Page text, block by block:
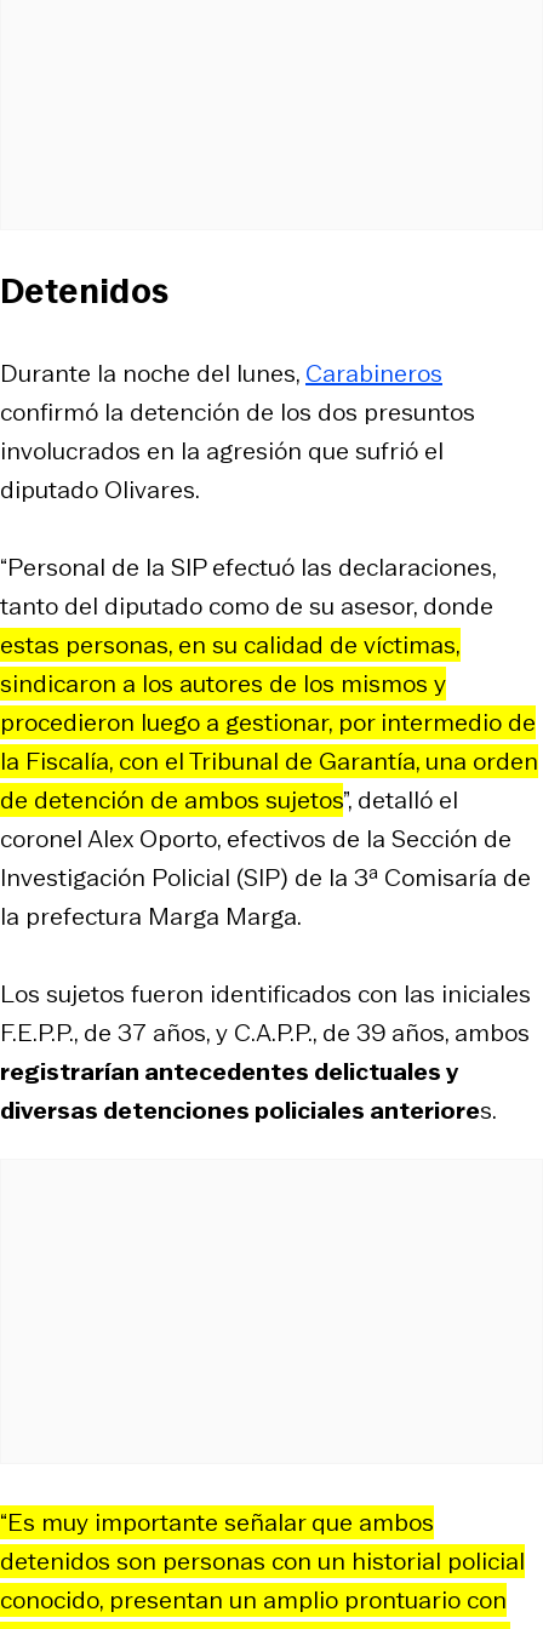
Detenidos
Durante la noche del lunes, Carabineros
confirmó la detención de los dos presuntos
involucrados en la agresión que sufrió el
diputado Olivares.
“Personal de la SIP efectuó las declaraciones,
tanto del diputado como de su asesor, donde
estas personas, en su calidad de víctimas,
sindicaron a los autores de los mismos y
procedieron luego a gestionar, por intermedio de
la Fiscalía, con el Tribunal de Garantía, una orden
de detención de ambos sujetos”, detalló el
coronel Alex Oporto, efectivos de la Sección de
Investigación Policial (SIP) de la 3ª Comisaría de
la prefectura Marga Marga.
Los sujetos fueron identificados con las iniciales
F.E.P.P., de 37 años, y C.A.P.P., de 39 años, ambos
registrarían antecedentes delictuales y
diversas detenciones policiales anteriores.
“Es muy importante señalar que ambos
detenidos son personas con un historial policial
conocido, presentan un amplio prontuario con